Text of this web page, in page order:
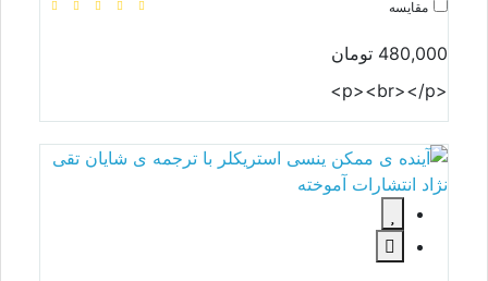
مقایسه
480,000 تومان